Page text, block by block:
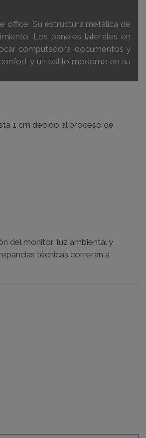
office. Su estructura metálica de
Los paneles laterales en
computadora, documentos y
y un estilo moderno en su
1 cm debido al proceso de
del monitor, luz ambiental y
técnicas correrán a